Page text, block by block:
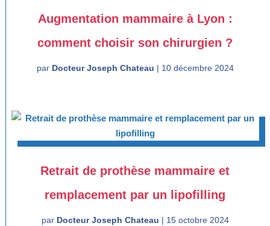
Augmentation mammaire à Lyon :
comment choisir son chirurgien ?
par Docteur Joseph Chateau | 10 décembre 2024
Retrait de prothèse mammaire et
remplacement par un lipofilling
par Docteur Joseph Chateau | 15 octobre 2024